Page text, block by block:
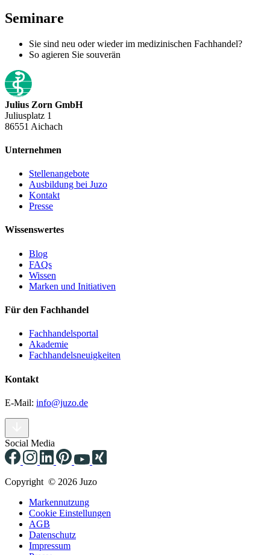
Seminare
Sie sind neu oder wieder im medizinischen Fachhandel?
So agieren Sie souverän
Julius Zorn GmbH
Juliusplatz 1
86551 Aichach
Unternehmen
Stellenangebote
Ausbildung bei Juzo
Kontakt
Presse
Wissenswertes
Blog
FAQs
Wissen
Marken und Initiativen
Für den Fachhandel
Fachhandelsportal
Akademie
Fachhandelsneuigkeiten
Kontakt
E-Mail: info@juzo.de
Social Media
Copyright © 2026 Juzo
Markennutzung
Cookie Einstellungen
AGB
Datenschutz
Impressum